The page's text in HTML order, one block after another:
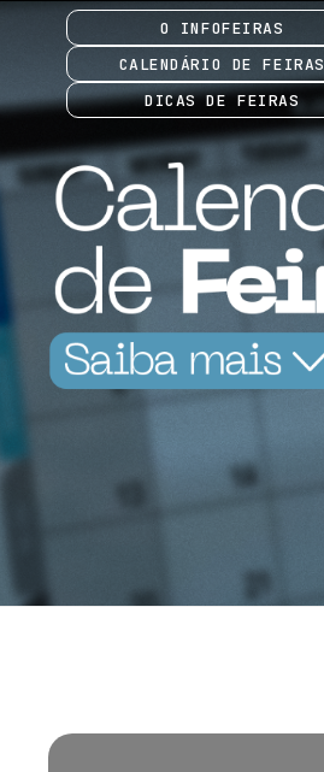
O INFOFEIRAS
CALENDÁRIO DE FEIRAS
DICAS DE FEIRAS